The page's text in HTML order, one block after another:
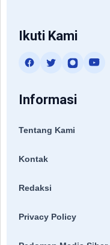
Ikuti Kami
Informasi
Tentang Kami
Kontak
Redaksi
Privacy Policy